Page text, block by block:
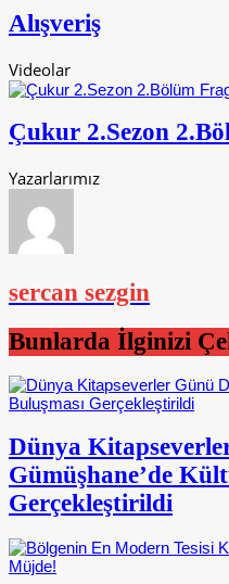
Alışveriş
Videolar
Çukur 2.Sezon
Yazarlarımız
sercan sezgin
Bunlarda İlginizi
Dünya
Gümüşhane’de
Gerçekleştirildi